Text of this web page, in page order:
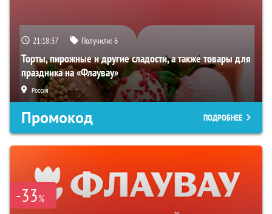
21:18:36 Получили:6
Торты, пирожные и другие сладости, а также товары для
праздника на «Флаувау»
Россия
Промокод ПОДРОБНЕЕ
-33%